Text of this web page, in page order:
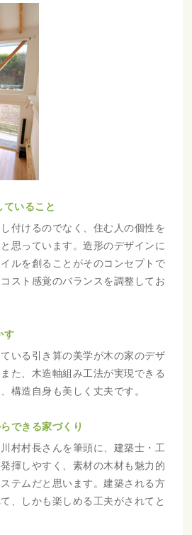
いること
付けるのでなく、住む人の個性を
思っています。造形のデザインに
ルを創ることがそのコンセプトで
スト感覚のバランスを調整してお
す
いる引き算の美学が木の家のデザ
た、木造軸組み工法が実現できる
構造自身も美しく丈夫です。
できる家づくり
村村長さんを筆頭に、建築士・工
揮しやすく、素材の木材も魅力的
テムだと思います。建築される方
、しかも楽しめる工夫がされてと